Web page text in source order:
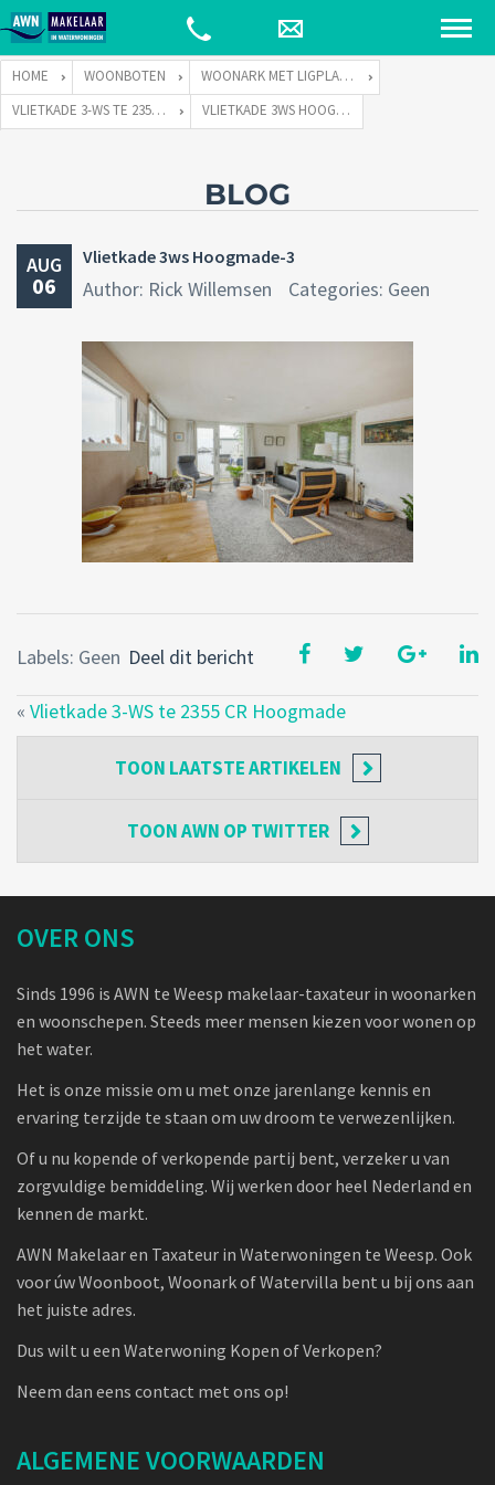
HOME WOONBOTEN
WOONARK MET LIGPLAATS
VLIETKADE 3-WS TE 2355 CR HOOGMADE
VLIETKADE 3WS HOOGMADE-3
BLOG
AUG
06
Vlietkade 3ws Hoogmade-3
Author: Rick Willemsen Categories: Geen
Deel dit bericht
Labels: Geen
« Vlietkade 3-WS te 2355 CR Hoogmade
TOON LAATSTE ARTIKELEN
TOONAWN OP TWITTER
OVER ONS
Sinds 1996 is AWN te Weesp makelaar-taxateur in woonarken
en woonschepen. Steeds meer mensen kiezen voor wonen op
het water.
Het is onze missie om u met onze jarenlange kennis en
ervaring terzijde te staan om uw droom te verwezenlijken.
Of u nu kopende of verkopende partij bent, verzeker u van
zorgvuldige bemiddeling. Wij werken door heel Nederland en
kennen de markt.
AWN Makelaar en Taxateur in Waterwoningen te Weesp. Ook
voor úw Woonboot, Woonark of Watervilla bent u bij ons aan
het juiste adres.
Dus wilt u een Waterwoning Kopen of Verkopen?
Neem dan eens contact met ons op!
ALGEMENE VOORWAARDEN